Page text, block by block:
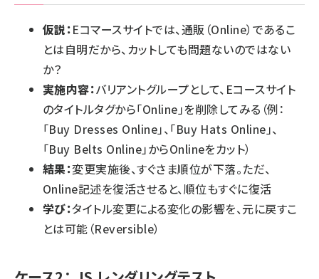
仮説：Eコマースサイトでは、通販（Online）であるこ
とは自明だから、カットしても問題ないのではない
か？
実施内容：バリアントグループとして、Eコースサイト
のタイトルタグから「Online」を削除してみる（例：
「Buy Dresses Online」、「Buy Hats Online」、
「Buy Belts Online」からOnlineをカット）
結果：変更実施後、すぐさま順位が下落。ただ、
Online記述を復活させると、順位もすぐに復活
学び：タイトル変更による変化の影響を、元に戻すこ
とは可能（Reversible）